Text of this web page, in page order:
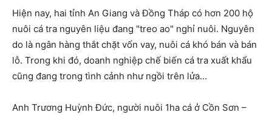
Hiện nay, hai tỉnh An Giang và Đồng Tháp có hơn 200 hộ
nuôi cá tra nguyên liệu đang "treo ao" nghỉ nuôi. Nguyên
do là ngân hàng thắt chặt vốn vay, nuôi cá khó bán và bán
lỗ. Trong khi đó, doanh nghiệp chế biến cá tra xuất khẩu
cũng đang trong tình cảnh như ngồi trên lửa…
Anh Trương Huỳnh Đức, người nuôi 1ha cá ở Cồn Sơn –